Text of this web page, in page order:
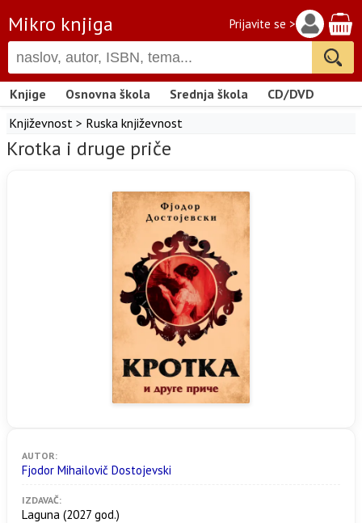
Mikro knjiga Prijavite se >
Knjige Osnovna škola Srednja škola
CD/DVD
Književnost > Ruska književnost
Krotka i druge priče
AUTOR:
Fjodor Mihailovič Dostojevski
IZDAVAČ:
Laguna (2027 god.)